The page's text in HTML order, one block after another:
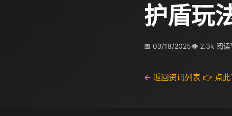
护盾玩
📅 03/18/2025👁 2.3k 阅读
← 返回资讯列表 👉 点此